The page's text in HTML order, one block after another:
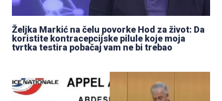
Željka Markić na čelu povorke Hod za život: Da
koristite kontracepcijske pilule koje moja
tvrtka testira pobačaj vam ne bi trebao